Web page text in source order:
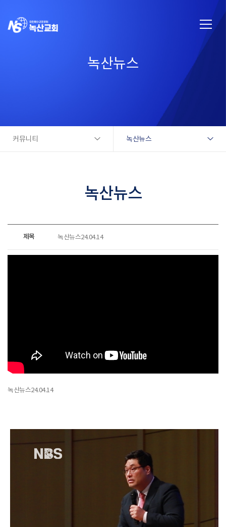
녹산뉴스
커뮤니티 녹산뉴스
녹산뉴스
제목 녹산뉴스24.04.14
녹산뉴스24.04.14